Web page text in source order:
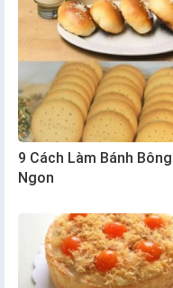
9 Cách Làm Bánh
Ngon